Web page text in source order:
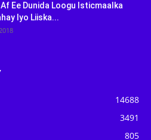
Ee Dunida Loogu Isticmaalka
Iyo Liiska...
14688
3491
805